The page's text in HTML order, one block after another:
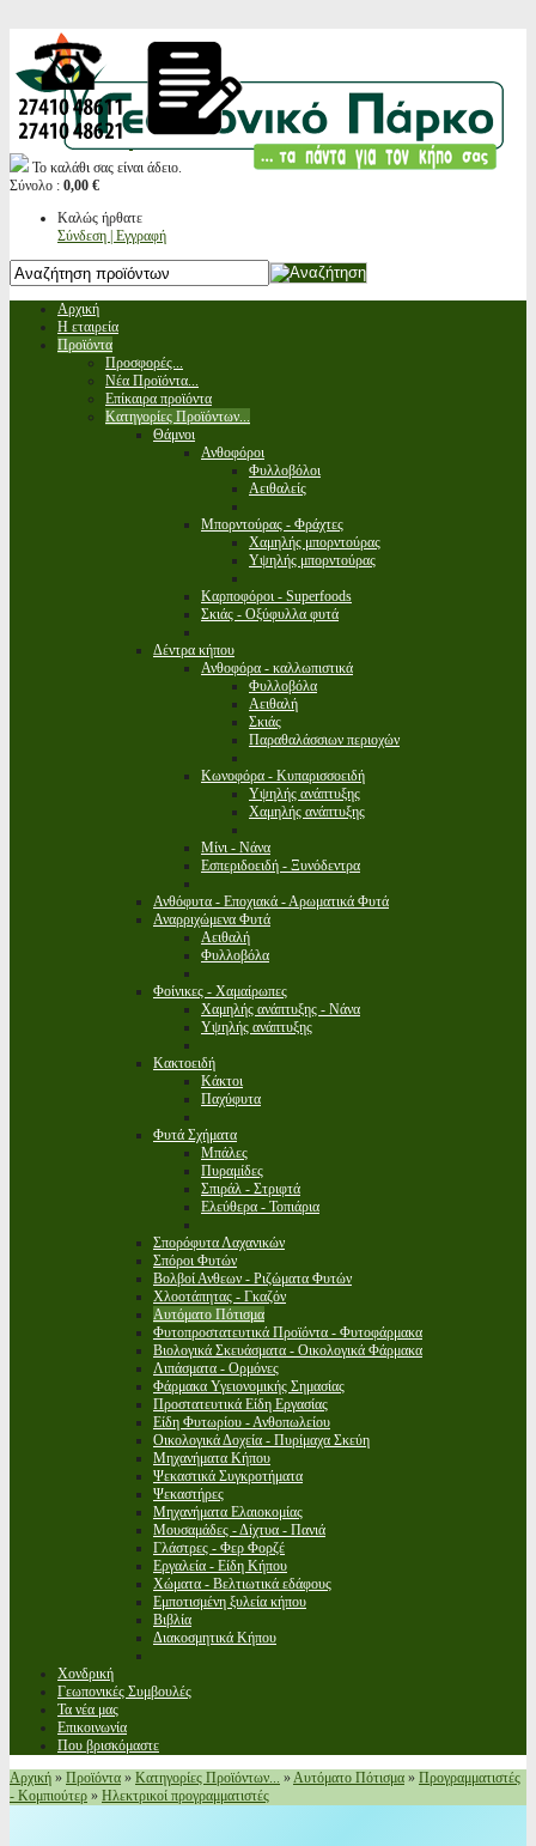
Το καλάθι σας είναι άδειο.
Σύνολο : 0,00 €
Καλώς ήρθατε
Σύνδεση | Εγγραφή
Αρχική
Η εταιρεία
Προϊόντα
Προσφορές...
Νέα Προϊόντα...
Επίκαιρα προϊόντα
Κατηγορίες Προϊόντων...
Θάμνοι
Ανθοφόροι
Φυλλοβόλοι
Αειθαλείς
Μπορντούρας - Φράχτες
Χαμηλής μπορντούρας
Υψηλής μπορντούρας
Καρποφόροι - Superfoods
Σκιάς - Οξύφυλλα φυτά
Δέντρα κήπου
Ανθοφόρα - καλλωπιστικά
Φυλλοβόλα
Αειθαλή
Σκιάς
Παραθαλάσσιων περιοχών
Κωνοφόρα - Κυπαρισσοειδή
Υψηλής ανάπτυξης
Χαμηλής ανάπτυξης
Μίνι - Νάνα
Εσπεριδοειδή - Ξυνόδεντρα
Ανθόφυτα - Εποχιακά - Αρωματικά Φυτά
Αναρριχώμενα Φυτά
Αειθαλή
Φυλλοβόλα
Φοίνικες - Χαμαίρωπες
Χαμηλής ανάπτυξης - Νάνα
Υψηλής ανάπτυξης
Κακτοειδή
Κάκτοι
Παχύφυτα
Φυτά Σχήματα
Μπάλες
Πυραμίδες
Σπιράλ - Στριφτά
Ελεύθερα - Τοπιάρια
Σπορόφυτα Λαχανικών
Σπόροι Φυτών
Βολβοί Ανθεων - Ριζώματα Φυτών
Χλοοτάπητας - Γκαζόν
Αυτόματο Πότισμα
Φυτοπροστατευτικά Προϊόντα - Φυτοφάρμακα
Βιολογικά Σκευάσματα - Οικολογικά Φάρμακα
Λιπάσματα - Ορμόνες
Φάρμακα Υγειονομικής Σημασίας
Προστατευτικά Είδη Εργασίας
Είδη Φυτωρίου - Ανθοπωλείου
Οικολογικά Δοχεία - Πυρίμαχα Σκεύη
Μηχανήματα Κήπου
Ψεκαστικά Συγκροτήματα
Ψεκαστήρες
Μηχανήματα Ελαιοκομίας
Μουσαμάδες - Δίχτυα - Πανιά
Γλάστρες - Φερ Φορζέ
Εργαλεία - Είδη Κήπου
Χώματα - Βελτιωτικά εδάφους
Εμποτισμένη ξυλεία κήπου
Βιβλία
Διακοσμητικά Κήπου
Χονδρική
Γεωπονικές Συμβουλές
Τα νέα μας
Επικοινωνία
Που βρισκόμαστε
Αρχική » Προϊόντα » Κατηγορίες Προϊόντων... »Αυτόματο Πότισμα » Προγραμματιστές
- Κομπιούτερ » Ηλεκτρικοί προγραμματιστές